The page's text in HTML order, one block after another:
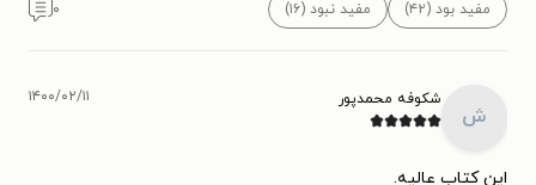
مفید بود (۴۲) مفید نبود (۱۶) ۰
ش
شکوفه محمدپور ۱۴۰۰/۰۲/۱۱
این کتاب عالیه.